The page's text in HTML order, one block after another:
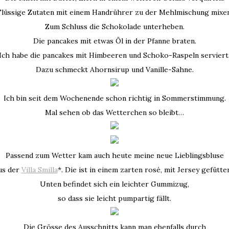
Zutaten mit einem Handrührer zu der Mehlmischung
Zum Schluss die Schokolade unterheben.
Die pancakes mit etwas Öl in der Pfanne braten.
habe die pancakes mit Himbeeren und Schoko-Raspeln serviert.
Dazu schmeckt Ahornsirup und Vanille-Sahne.
Ich bin seit dem Wochenende schon richtig in Sommerstimmung.
Mal sehen ob das Wetterchen so bleibt…
Passend zum Wetter kam auch heute meine neue Lieblingsbluse
der Villa Smilla*. Die ist in einem zarten rosé, mit Jersey
Unten befindet sich ein leichter Gummizug,
so dass sie leicht pumpartig fällt.
Die Grösse des Ausschnitts kann man ebenfalls durch